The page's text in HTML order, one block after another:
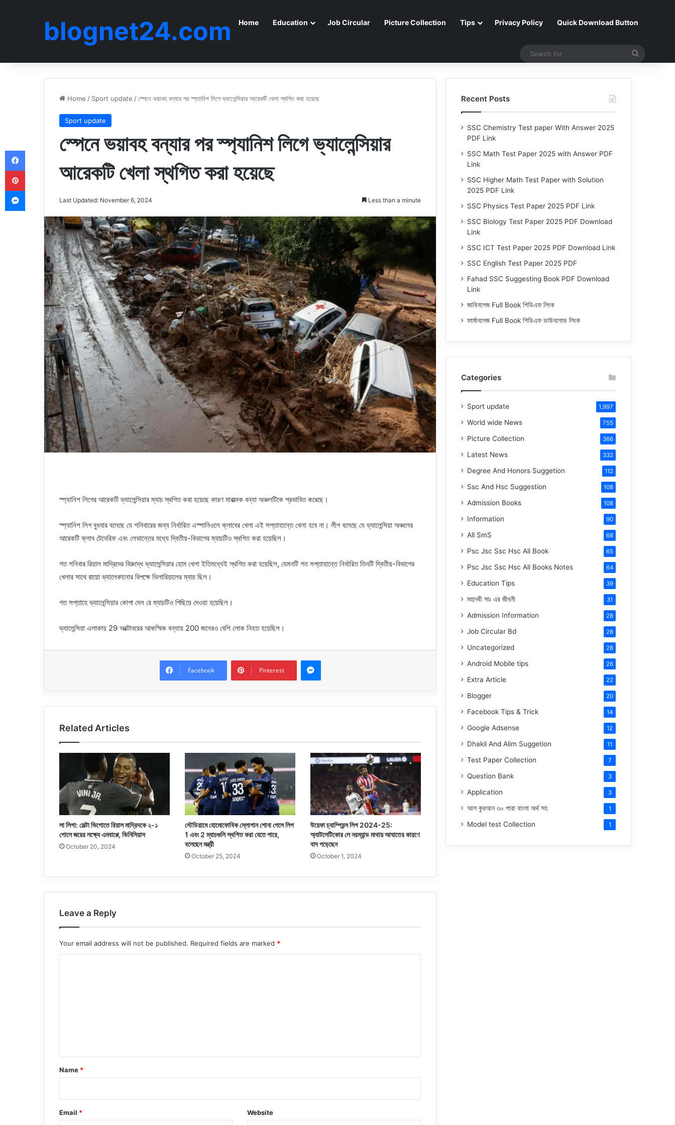
blognet24.com Home Education Job Circular Picture Collection Tips Privacy Policy Quick Download Button
Home / Sport update /স্পেনে ভয়াবহ বন্যার পর স্প্যানিশ লিগে ভ্যালেন্সিয়ার আরেকটি খেলা স্থগিত করা হয়েছে
Sport update
স্পেনে ভয়াবহ বন্যার পর স্প্যানিশ লিগে ভ্যালেন্সিয়ার
আরেকটি খেলা স্থগিত করা হয়েছে
Last Updated: November 6, 2024 Less than a minute
স্প্যানিশ লিগের আরেকটি ভ্যালেন্সিয়ার ম্যাচ স্থগিত করা হয়েছে কারণ মারাত্মক বন্যা অঞ্চলটিকে প্রভাবিত করেছে।
স্প্যানিশ লিগ বুধবার বলেছে যে শনিবারের জন্য নির্ধারিত এস্পানিওলে ক্লাবের খেলা এই সপ্তাহান্তে খেলা হবে না। লীগ বলেছে যে ভ্যালেন্সিয়া অঞ্চলের
আরেকটি ক্লাব টেনেরিফ এবং লেভান্তের মধ্যে দ্বিতীয়-বিভাগের ম্যাচটিও স্থগিত করা হয়েছিল।
গত শনিবার রিয়াল মাদ্রিদের বিরুদ্ধে ভ্যালেন্সিয়ার হোম খেলা ইতিমধ্যেই স্থগিত করা হয়েছিল, যেমনটি গত সপ্তাহান্তে নির্ধারিত তিনটি দ্বিতীয়-বিভাগের
খেলার সাথে রায়ো ভ্যালেকানোর বিপক্ষে ভিলারিয়ালের ম্যাচ ছিল।
গত সপ্তাহে ভ্যালেন্সিয়ার কোপা দেল রে ম্যাচটিও পিছিয়ে দেওয়া হয়েছিল।
ভ্যালেন্সিয়া এলাকায় 29 অক্টোবরের আকস্মিক বন্যায় 200 জনেরও বেশি লোক নিহত হয়েছিল।
Facebook Pinterest
Messenger
Related Articles
লা লিগা: সেল্টা ভিগোতে রিয়াল মাদ্রিদকে ২-১
গোলে জয়ের লক্ষ্যে এমবাপ্পে, ভিনিসিয়াস
October 20, 2024
স্টেডিয়ামে হোমোফোবিক স্লোগান শোনা গেলে লিগ
1 এবং 2 ম্যাচগুলি স্থগিত করা যেতে পারে,
বলেছেন মন্ত্রী
October 25, 2024
উয়েফা চ্যাম্পিয়ন্স লিগ 2024-25:
অ্যাটলেটিকোর লে নরম্যান্ড মাথায় আঘাতের কারণে
বাদ পড়েছেন
October 1, 2024
Leave a Reply
Your email address will not be published. Required fields are marked *
*
Name *
Email * Website
Recent Posts
SSC Chemistry Test paper With Answer 2025
PDF Link
SSC Math Test Paper 2025 with Answer PDF
Link
SSC Higher Math Test Paper with Solution
2025 PDF Link
SSC Physics Test Paper 2025 PDF Link
SSC Biology Test Paper 2025 PDF Download
Link
SSC ICT Test Paper 2025 PDF Download Link
SSC English Test Paper 2025 PDF
Fahad SSC Suggesting Book PDF Download
Link
জাবিনলেজ Full Book পিডিএফ লিংক
ফার্মানলেজ Full Book পিডিএফ ডাউনলোড লিংক
Categories
Sport update 1,997
World wide News 755
Picture Collection 366
Latest News 332
Degree And Honors Suggetion 112
Ssc And Hsc Suggestion 108
Admission Books 108
Information 90
All SmS 68
Psc Jsc Ssc Hsc All Book 65
Psc Jsc Ssc Hsc All Books Notes 64
Education Tips 39
মহানবীসাঃ এর জীবনী 31
Admission Information 28
Job Circular Bd 28
Uncategorized 28
Android Mobile tips 26
Extra Article 22
Blogger 20
Facebook Tips & Trick 14
Google Adsense 12
Dhakil And Alim Suggetion 11
Test Paper Collection 7
Question Bank 3
Application 3
আল কুরআন ৩০ পারা বাংলা অর্থ সহ 1
Model test Collection 1
Facebook
Pinterest
Messenger